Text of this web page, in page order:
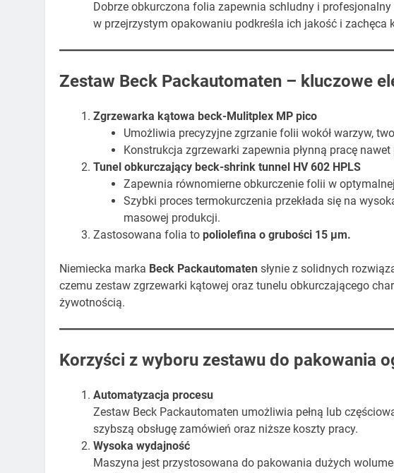
Dobrze obkurczona folia zapewnia schludny i
w przejrzystym opakowaniu podkreśla ich jakość i zachęca
Zestaw Beck Packautomaten – kluczowe
Zgrzewarka kątowa beck-Mulitplex MP pico
Umożliwia precyzyjne zgrzanie folii wokół warzyw,
Konstrukcja zgrzewarki zapewnia płynną pracę
Tunel obkurczający beck-shrink tunnel HV 602 HPLS
Zapewnia równomierne obkurczenie folii w
Szybki proces termokurczenia przekłada się na
masowej produkcji.
Zastosowana folia to poliolefina o grubości 15 µm.
Niemiecka marka Beck Packautomaten słynie z solidnych
czemu zestaw zgrzewarki kątowej oraz tunelu obkurczającego
żywotnością.
Korzyści z wyboru zestawu do pakowania
Automatyzacja procesu
Zestaw Beck Packautomaten umożliwia pełną lub
szybszą obsługę zamówień oraz niższe koszty pracy.
Wysoka wydajność
Maszyna jest przystosowana do pakowania dużych